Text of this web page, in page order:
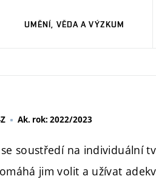
UMĚNÍ, VĚDA A VÝZKUM
Ak. rok: 2022/2023
soustředí na individuální
jim volit a užívat